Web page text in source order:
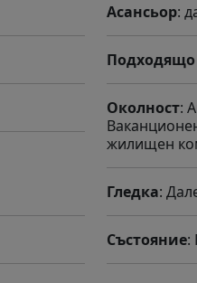
Асансьор:
Подходящо
Околност:
жилищен
Гледка:
Състояние: